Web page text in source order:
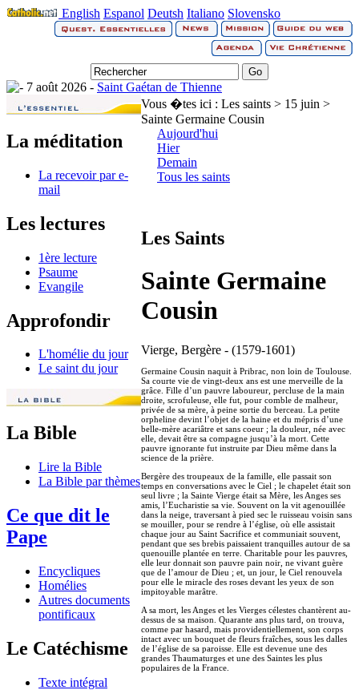
English Espanol Deutsh Italiano Slovensko
7 août 2026 - Saint Gaétan de Thienne
La méditation
La recevoir par e-
mail
Les lectures
1ère lecture
Psaume
Evangile
Approfondir
L'homélie du jour
Le saint du jour
La Bible
Lire la Bible
La Bible par thèmes
Ce que dit le
Pape
Encycliques
Homélies
Autres documents
pontificaux
Le Catéchisme
Texte intégral
Vous �tes ici : Les saints > 15 juin >
Sainte Germaine Cousin
Aujourd'hui
Hier
Demain
Tous les saints
Les Saints
Sainte Germaine
Cousin
Vierge, Bergère - (1579-1601)
Germaine Cousin naquit à Pribrac, non loin de Toulouse.
Sa courte vie de vingt-deux ans est une merveille de la
grâce. Fille d’un pauvre laboureur, percluse de la main
droite, scrofuleuse, elle fut, pour comble de malheur,
privée de sa mère, à peine sortie du berceau. La petite
orpheline devint l’objet de la haine et du mépris d’une
belle-mère acariâtre et sans coeur ; la douleur, née avec
elle, devait être sa compagne jusqu’à la mort. Cette
pauvre ignorante fut instruite par Dieu même dans la
science de la prière.
Bergère des troupeaux de la famille, elle passait son
temps en conversations avec le Ciel ; le chapelet était son
seul livre ; la Sainte Vierge était sa Mère, les Anges ses
amis, l’Eucharistie sa vie. Souvent on la vit agenouillée
dans la neige, traversant à pied sec le ruisseau voisin sans
se mouiller, pour se rendre à l’église, où elle assistait
chaque jour au Saint Sacrifice et communiait souvent,
pendant que ses brebis paissaient tranquilles autour de sa
quenouille plantée en terre. Charitable pour les pauvres,
elle leur donnait son pauvre pain noir, ne vivant guère
que de l’amour de Dieu ; et, un jour, le Ciel renouvela
pour elle le miracle des roses devant les yeux de son
impitoyable marâtre.
A sa mort, les Anges et les Vierges célestes chantèrent au-
dessus de sa maison. Quarante ans plus tard, on trouva,
comme par hasard, mais providentiellement, son corps
intact avec un bouquet de fleurs fraîches, sous les dalles
de l’église de sa paroisse. Elle est devenue une des
grandes Thaumaturges et une des Saintes les plus
populaires de la France.